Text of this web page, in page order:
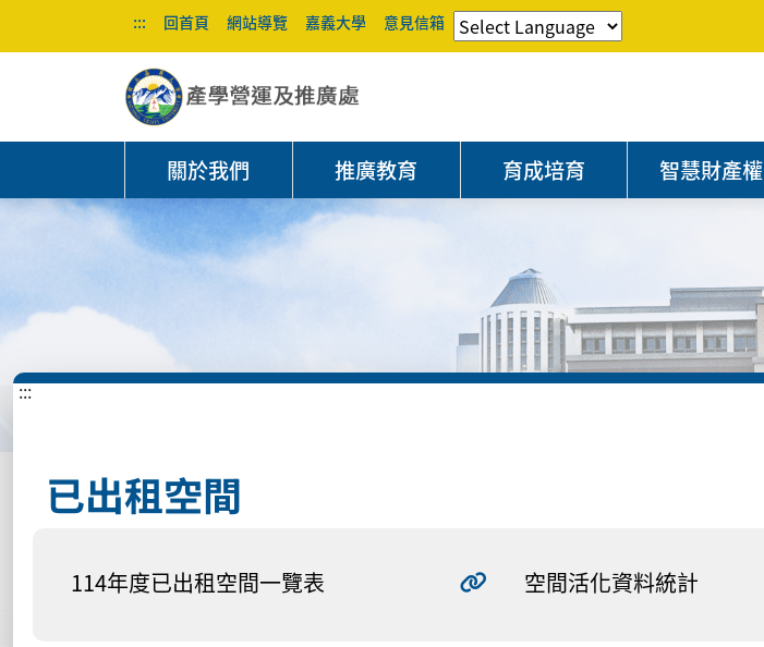
::: 回首頁 網站導覽 嘉義大學 意見信箱
關於我們 推廣教育 育成培育 智慧財產權
:::
已出租空間
114年度已出租空間一覽表 空間活化資料統計